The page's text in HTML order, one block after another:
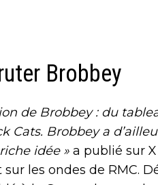
Brobbey
de Brobbey : du
Cats. Brobbey a
idée » a publié sur
les ondes de RMC.